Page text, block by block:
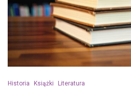
Historia Książki Literatura